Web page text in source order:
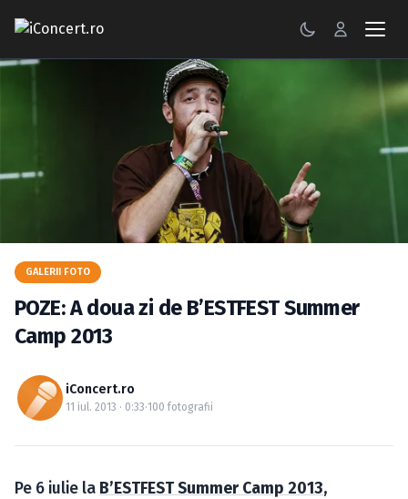
RECENZII
BILETE
Caută în site...
GALERII FOTO
POZE: A doua zi de B’ESTFEST Summer
Camp 2013
iConcert.ro
11 iul. 2013 · 0:33·100 fotografii
Pe 6 iulie la B’ESTFEST Summer Camp 2013,